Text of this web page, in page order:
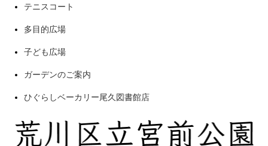
テニスコート
多目的広場
子ども広場
ガーデンのご案内
ひぐらしベーカリー尾久図書館店